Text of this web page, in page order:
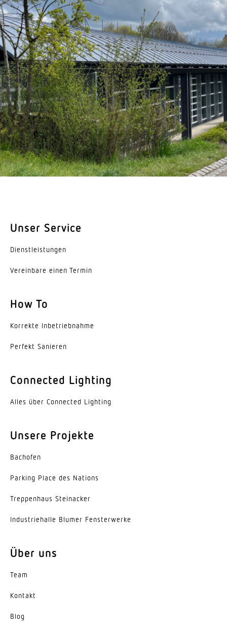
Unser Service
Dienst­leis­tungen
Vereinbare einen Termin
How To
Korrekte Inbe­trieb­nahme
Perfekt Sanieren
Connected Lighting
Alles über Connected Lighting
Unsere Projekte
Bachofen
Parking Place des Nations
Trep­penhaus Steinacker
Indus­trie­halle Blumer Fensterwerke
Über uns
Team
Kontakt
Blog